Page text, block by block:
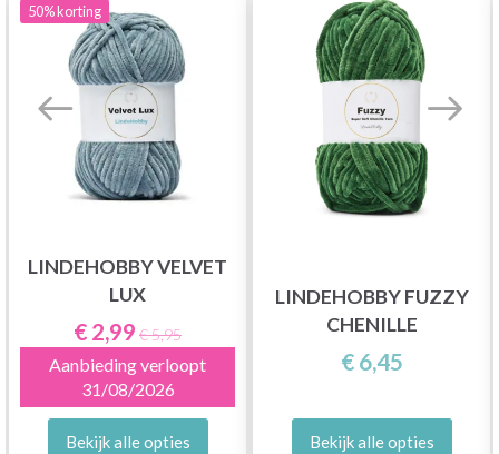
50%korting
LINDEHOBBY VELVET
LUX
€ 2,99 € 5,95
Aanbieding verloopt
31/08/2026
Bekijk alle opties
LINDEHOBBY FUZZY
CHENILLE
€ 6,45
Bekijk alle opties